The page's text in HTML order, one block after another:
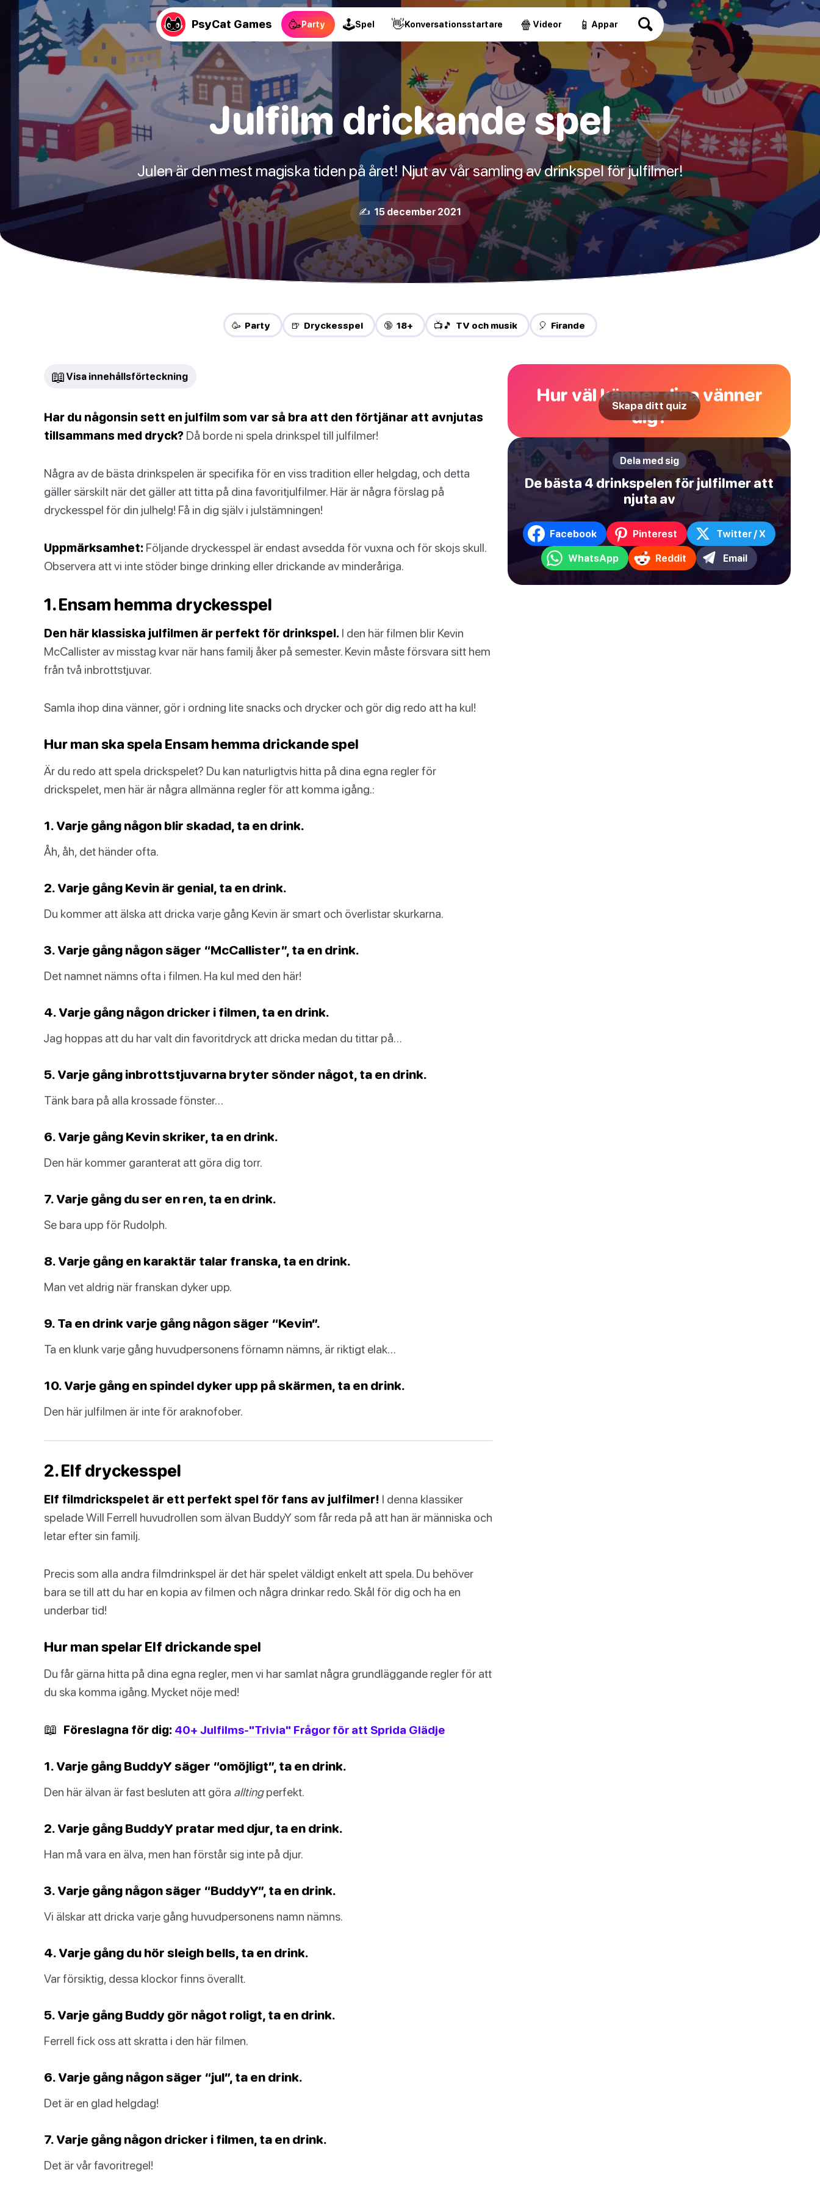
PsyCat Games 🥳Party 🕹Spel 👋Konversationsstartare 🍿 Videor 📱 Appar
Julfilm drickande spel
Julen är den mest magiska tiden på året! Njut av vår samling av drinkspel för julfilmer!
✍️ 15 december 2021
🥳 Party 🍺 Dryckesspel 🔞 18+ 📺🎵 TV och musik 🎈 Firande
📖 Visa innehållsförteckning
Har du någonsin sett en julfilm som var så bra att den förtjänar att avnjutas
tillsammans med dryck? Då borde ni spela drinkspel till julfilmer!
Några av de bästa drinkspelen är specifika för en viss tradition eller helgdag, och detta
gäller särskilt när det gäller att titta på dina favoritjulfilmer. Här är några förslag på
dryckesspel för din julhelg! Få in dig själv i julstämningen!
Uppmärksamhet: Följande dryckesspel är endast avsedda för vuxna och för skojs skull.
Observera att vi inte stöder binge drinking eller drickande av minderåriga.
1. Ensam hemma dryckesspel
Den här klassiska julfilmen är perfekt för drinkspel. I den här filmen blir Kevin
McCallister av misstag kvar när hans familj åker på semester. Kevin måste försvara sitt hem
från två inbrottstjuvar.
Samla ihop dina vänner, gör i ordning lite snacks och drycker och gör dig redo att ha kul!
Hur man ska spela Ensam hemma drickande spel
Är du redo att spela drickspelet? Du kan naturligtvis hitta på dina egna regler för
drickspelet, men här är några allmänna regler för att komma igång.:
1. Varje gång någon blir skadad, ta en drink.
Åh, åh, det händer ofta.
2. Varje gång Kevin är genial, ta en drink.
Du kommer att älska att dricka varje gång Kevin är smart och överlistar skurkarna.
3. Varje gång någon säger “McCallister”, ta en drink.
Det namnet nämns ofta i filmen. Ha kul med den här!
4. Varje gång någon dricker i filmen, ta en drink.
Jag hoppas att du har valt din favoritdryck att dricka medan du tittar på…
5. Varje gång inbrottstjuvarna bryter sönder något, ta en drink.
Tänk bara på alla krossade fönster…
6. Varje gång Kevin skriker, ta en drink.
Den här kommer garanterat att göra dig torr.
7. Varje gång du ser en ren, ta en drink.
Se bara upp för Rudolph.
8. Varje gång en karaktär talar franska, ta en drink.
Man vet aldrig när franskan dyker upp.
9. Ta en drink varje gång någon säger “Kevin”.
Ta en klunk varje gång huvudpersonens förnamn nämns, är riktigt elak…
10. Varje gång en spindel dyker upp på skärmen, ta en drink.
Den här julfilmen är inte för araknofober.
2. Elf dryckesspel
Elf filmdrickspelet är ett perfekt spel för fans av julfilmer! I denna klassiker
spelade Will Ferrell huvudrollen som älvan BuddyY som får reda på att han är människa och
letar efter sin familj.
Precis som alla andra filmdrinkspel är det här spelet väldigt enkelt att spela. Du behöver
bara se till att du har en kopia av filmen och några drinkar redo. Skål för dig och ha en
underbar tid!
Hur man spelar Elf drickande spel
Du får gärna hitta på dina egna regler, men vi har samlat några grundläggande regler för att
du ska komma igång. Mycket nöje med!
📖 Föreslagna för dig: 40+ Julfilms-"Trivia" Frågor för att Sprida Glädje
1. Varje gång BuddyY säger “omöjligt”, ta en drink.
Den här älvan är fast besluten att göra alltingperfekt.
2. Varje gång BuddyY pratar med djur, ta en drink.
Han må vara en älva, men han förstår sig inte på djur.
3. Varje gång någon säger “BuddyY”, ta en drink.
Vi älskar att dricka varje gång huvudpersonens namn nämns.
4. Varje gång du hör sleigh bells, ta en drink.
Var försiktig, dessa klockor finns överallt.
5. Varje gång Buddy gör något roligt, ta en drink.
Ferrell fick oss att skratta i den här filmen.
6. Varje gång någon säger “jul”, ta en drink.
Det är en glad helgdag!
7. Varje gång någon dricker i filmen, ta en drink.
Det är vår favoritregel!
Hur väl känner dina vänner
dig?
Skapa ditt quiz
Dela med sig
De bästa 4 drinkspelen för julfilmer att
njuta av
Facebook Pinterest Twitter / X
WhatsApp Reddit Email